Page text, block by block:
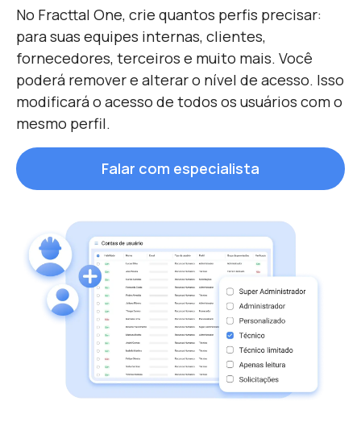
No Fracttal One, crie quantos perfis precisar:
para suas equipes internas, clientes,
fornecedores, terceiros e muito mais. Você
poderá remover e alterar o nível de acesso. Isso
modificará o acesso de todos os usuários com o
mesmo perfil.
Falar com especialista